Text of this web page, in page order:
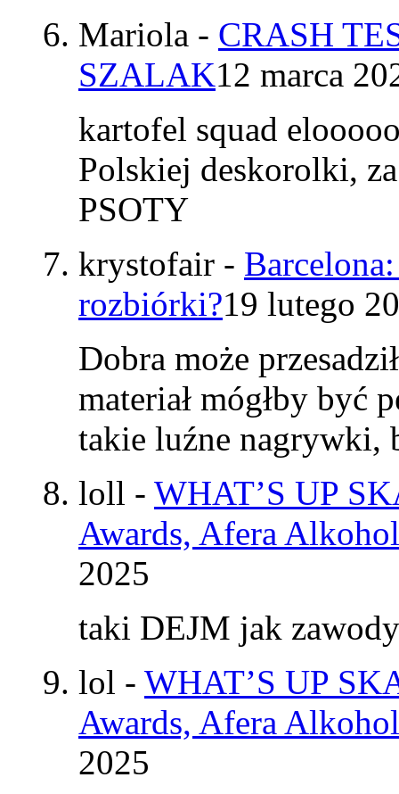
Mariola - CRASH
SZALAK12 marca
kartofel squad
Polskiej deskorolki,
PSOTY
krystofair -
rozbiórki?19 lutego
Dobra może
materiał mógłby być
takie luźne nagrywki,
loll - WHAT’S UP
Awards, Afera
2025
taki DEJM jak
lol - WHAT’S UP
Awards, Afera
2025